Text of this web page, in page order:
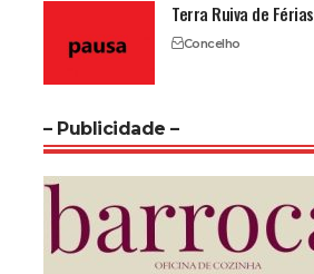
Terra Ruiva de Férias
Concelho
– Publicidade –